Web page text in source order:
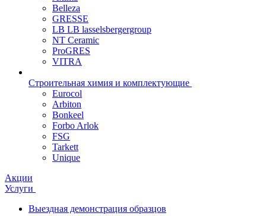
Belleza
GRESSE
LB LB lasselsbergergroup
NT Ceramic
ProGRES
VITRA
Строительная химия и комплектующие
Eurocol
Arbiton
Bonkeel
Forbo Arlok
FSG
Tarkett
Unique
Акции
Услуги
Выездная демонстрация образцов